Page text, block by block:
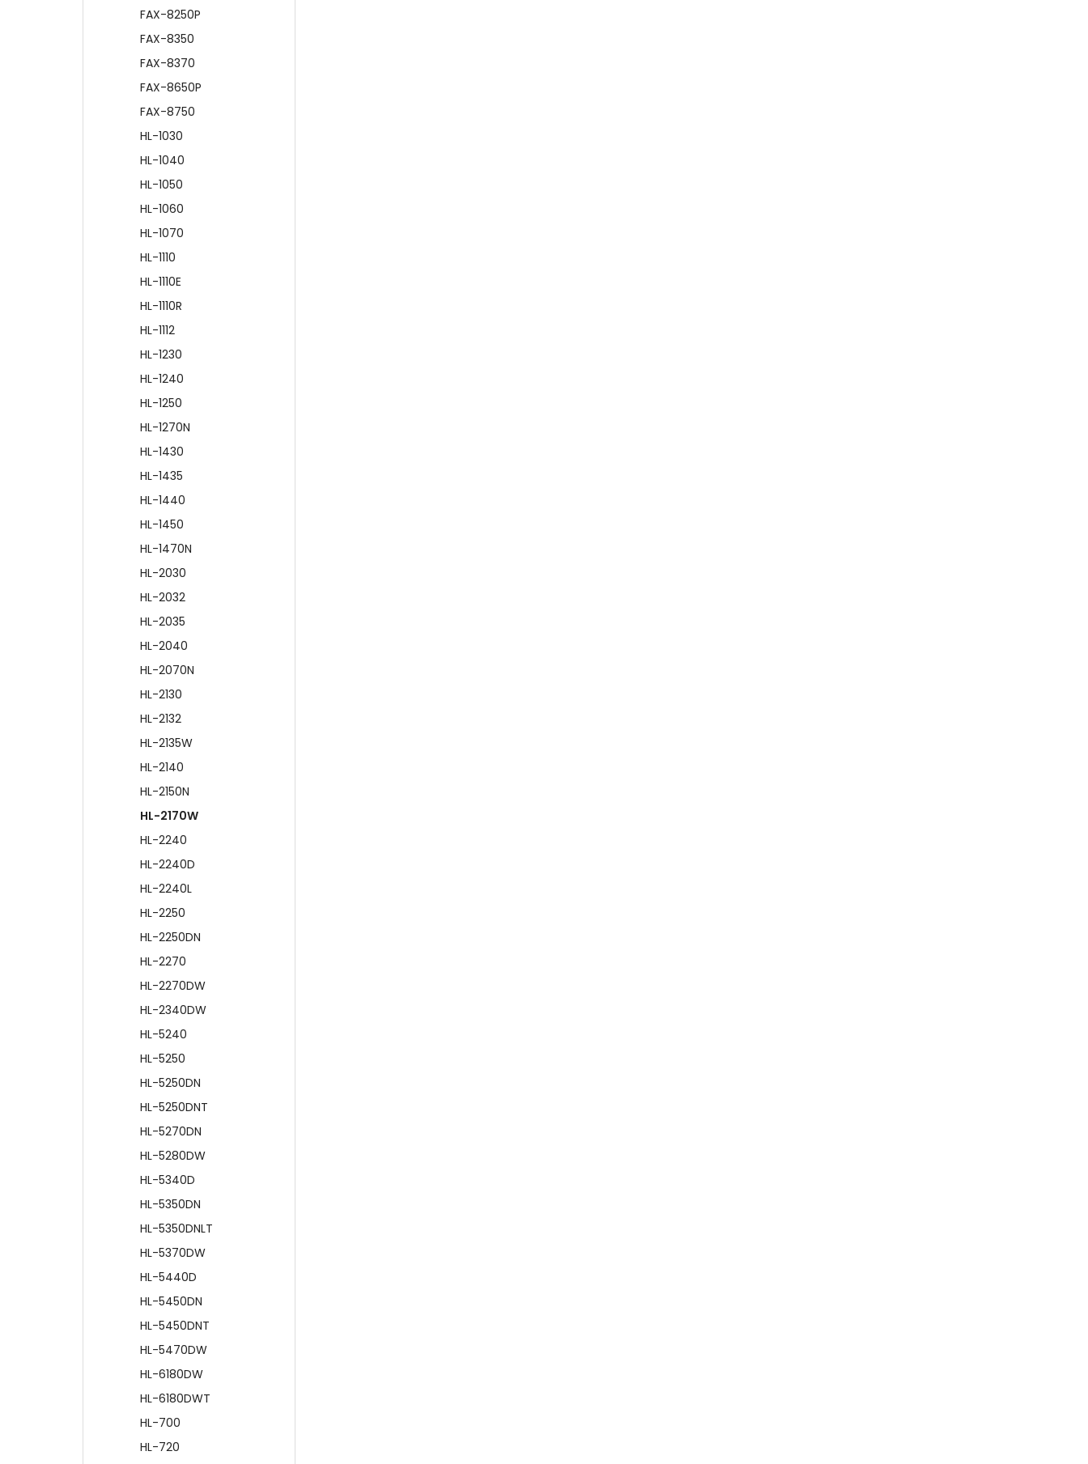
FAX-8250P
FAX-8350
FAX-8370
FAX-8650P
FAX-8750
HL-1030
HL-1040
HL-1050
HL-1060
HL-1070
HL-1110
HL-1110E
HL-1110R
HL-1112
HL-1230
HL-1240
HL-1250
HL-1270N
HL-1430
HL-1435
HL-1440
HL-1450
HL-1470N
HL-2030
HL-2032
HL-2035
HL-2040
HL-2070N
HL-2130
HL-2132
HL-2135W
HL-2140
HL-2150N
HL-2170W
HL-2240
HL-2240D
HL-2240L
HL-2250
HL-2250DN
HL-2270
HL-2270DW
HL-2340DW
HL-5240
HL-5250
HL-5250DN
HL-5250DNT
HL-5270DN
HL-5280DW
HL-5340D
HL-5350DN
HL-5350DNLT
HL-5370DW
HL-5440D
HL-5450DN
HL-5450DNT
HL-5470DW
HL-6180DW
HL-6180DWT
HL-700
HL-720